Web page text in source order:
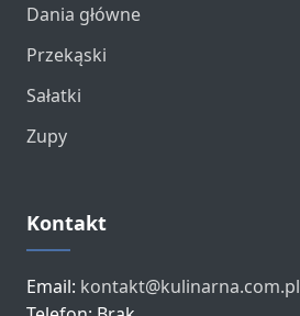
Dania główne
Przekąski
Sałatki
Zupy
Kontakt
Email: kontakt@kulinarna.com.pl